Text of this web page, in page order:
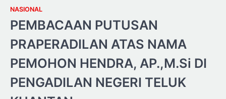
NASIONAL
PEMBACAAN PUTUSAN
PRAPERADILAN ATAS NAMA
PEMOHON HENDRA, AP.,M.Si DI
PENGADILAN NEGERI TELUK